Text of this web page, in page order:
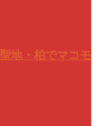
地・柏でマコモ